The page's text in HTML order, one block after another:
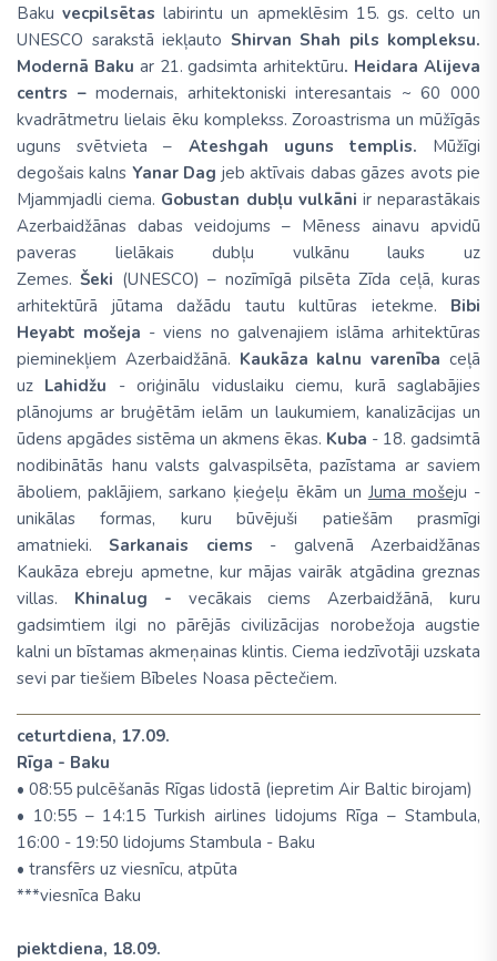
Bakuvecpilsētas labirintu un apmeklēsim 15. gs. celto un
UNESCO sarakstā iekļauto Shirvan Shah pils kompleksu.
Modernā Baku ar 21. gadsimta arhitektūru. Heidara Alijeva
centrs –modernais, arhitektoniski interesantais ~ 60 000
kvadrātmetru lielais ēku komplekss. Zoroastrisma un mūžīgās
uguns svētvieta – Ateshgah uguns templis. Mūžīgi
degošais kalns Yanar Dag jeb aktīvais dabas gāzes avots pie
Mjammjadli ciema. Gobustan dubļu vulkāni ir neparastākais
Azerbaidžānas dabas veidojums – Mēness ainavu apvidū
paveras lielākais dubļu vulkānu lauks uz
Zemes.Šeki (UNESCO) – nozīmīgā pilsēta Zīda ceļā, kuras
arhitektūrā jūtama dažādu tautu kultūras ietekme. Bibi
Heyabt mošeja - viens no galvenajiem islāma arhitektūras
pieminekļiem Azerbaidžānā. Kaukāza kalnu varenība ceļā
uz Lahidžu - oriģinālu viduslaiku ciemu, kurā saglabājies
plānojums ar bruģētām ielām un laukumiem, kanalizācijas un
ūdens apgādes sistēma un akmens ēkas. Kuba - 18. gadsimtā
nodibinātās hanu valsts galvaspilsēta, pazīstama ar saviem
āboliem, paklājiem, sarkano ķieģeļu ēkām un Juma mošeju -
unikālas formas, kuru būvējuši patiešām prasmīgi
amatnieki.Sarkanais ciems - galvenā Azerbaidžānas
Kaukāza ebreju apmetne, kur mājas vairāk atgādina greznas
villas. Khinalug - vecākais ciems Azerbaidžānā, kuru
gadsimtiem ilgi no pārējās civilizācijas norobežoja augstie
kalni un bīstamas akmeņainas klintis. Ciema iedzīvotāji uzskata
sevi par tiešiem Bībeles Noasa pēctečiem.
ceturtdiena, 17.09.
Rīga - Baku
• 08:55 pulcēšanās Rīgas lidostā (iepretim Air Baltic birojam)
• 10:55 – 14:15 Turkish airlines lidojums Rīga – Stambula,
16:00 - 19:50 lidojums Stambula - Baku
• transfērs uz viesnīcu, atpūta
***viesnīca Baku
piektdiena, 18.09.